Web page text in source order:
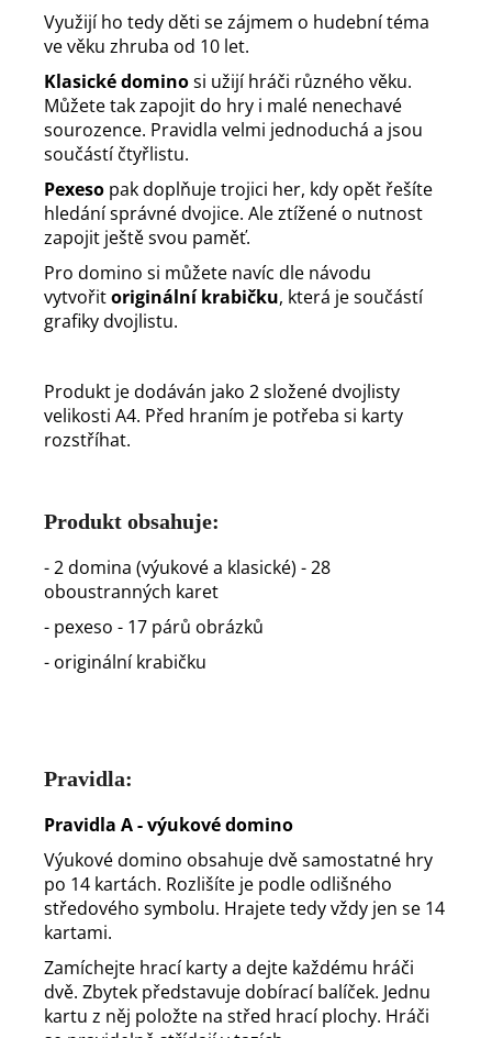
Využijí ho tedy děti se zájmem o hudební téma
ve věku zhruba od 10 let.
Klasické dominosi užijí hráči různého věku.
Můžete tak zapojit do hry i malé nenechavé
sourozence. Pravidla velmi jednoduchá a jsou
součástí čtyřlistu.
Pexeso pak doplňuje trojici her, kdy opět řešíte
hledání správné dvojice. Ale ztížené o nutnost
zapojit ještě svou paměť.
Pro domino si můžete navíc dle návodu
vytvořitoriginální krabičku, která je součástí
grafiky dvojlistu.
Produkt je dodáván jako 2 složené dvojlisty
velikosti A4. Před hraním je potřeba si karty
rozstříhat.
Produkt obsahuje:
- 2 domina (výukové a klasické) - 28
oboustranných karet
- pexeso - 17 párů obrázků
- originální krabičku
Pravidla:
Pravidla A - výukové domino
Výukové domino obsahuje dvě samostatné hry
po 14 kartách. Rozlišíte je podle odlišného
středového symbolu. Hrajete tedy vždy jen se 14
kartami.
Zamíchejte hrací karty a dejte každému hráči
dvě. Zbytek představuje dobírací balíček. Jednu
kartu z něj položte na střed hrací plochy. Hráči